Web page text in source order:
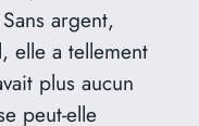
argent,
elle a tellement
plus aucun
peut-elle